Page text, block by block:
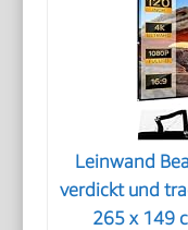
Leinwand
verdickt und
265 x 149